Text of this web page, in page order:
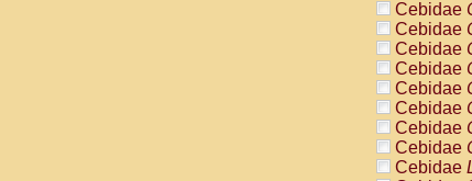
Cebidae
Cebidae
Cebidae
Cebidae
Cebidae
Cebidae
Cebidae
Cebidae
Cebidae